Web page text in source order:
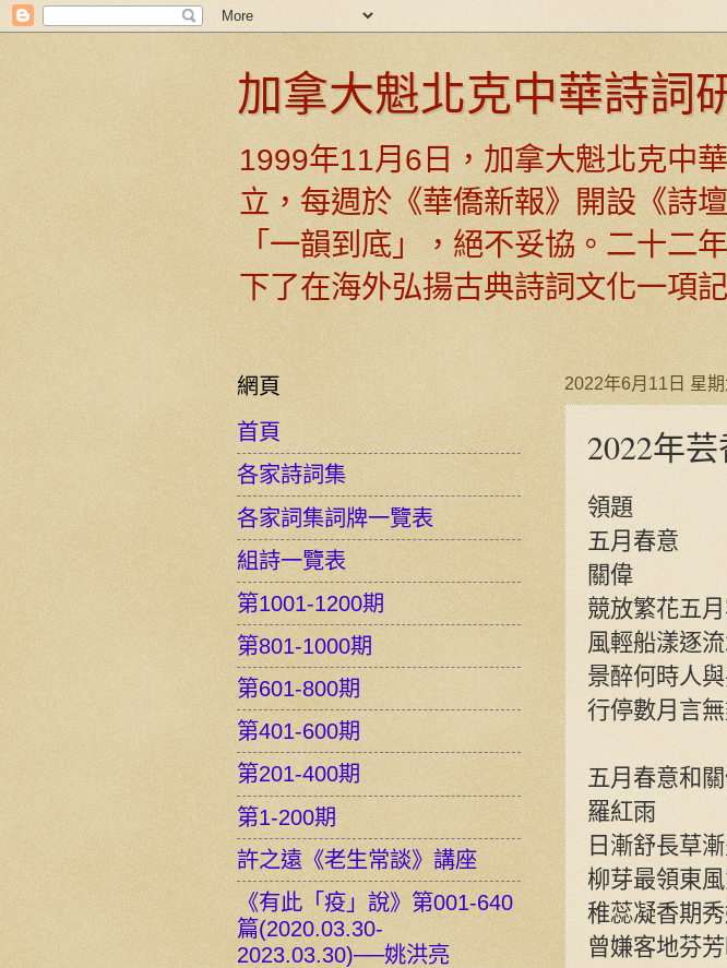
加拿大魁北克中華詩詞
1999年11月6日，加拿大魁北克中
立，每週於《華僑新報》開設《詩
「一韻到底」，絕不妥協。二十二
下了在海外弘揚古典詩詞文化一項
2022年6月11日 星
2022年
領題
五月春意
關偉
競放繁花五
風輕船漾逐
景醉何時人
行停數月言
五月春意和
羅紅雨
日漸舒長草
柳芽最領東
稚蕊凝香期
曾嫌客地芬
網頁
首頁
各家詩詞集
各家詞集詞牌一覽表
組詩一覽表
第1001-1200期
第801-1000期
第601-800期
第401-600期
第201-400期
第1-200期
許之遠《老生常談》講座
《有此「疫」說》第001-640
篇(2020.03.30-
2023.03.30)──姚洪亮